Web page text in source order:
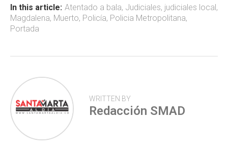
ok p
p
tir
In this article: Atentado a bala, Judiciales, judiciales local ,
Magdalena, Muerto, Policía, Policia Metropolitana,
Portada
WRITTEN BY
Redacción SMAD